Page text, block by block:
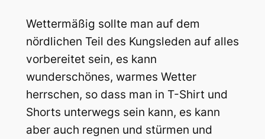
Wettermäßig sollte man auf dem
nördlichen Teil des Kungsleden auf alles
vorbereitet sein, es kann
wunderschönes, warmes Wetter
herrschen, so dass man in T-Shirt und
Shorts unterwegs sein kann, es kann
aber auch regnen und stürmen und